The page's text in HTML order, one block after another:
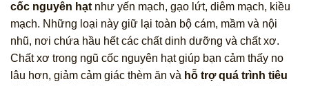
cốc nguyên hạt như yến mạch, gạo lứt, diêm mạch, kiều
mạch. Những loại này giữ lại toàn bộ cám, mầm và nội
nhũ, nơi chứa hầu hết các chất dinh dưỡng và chất xơ.
Chất xơ trong ngũ cốc nguyên hạt giúp bạn cảm thấy no
lâu hơn, giảm cảm giác thèm ăn và hỗ trợ quá trình tiêu